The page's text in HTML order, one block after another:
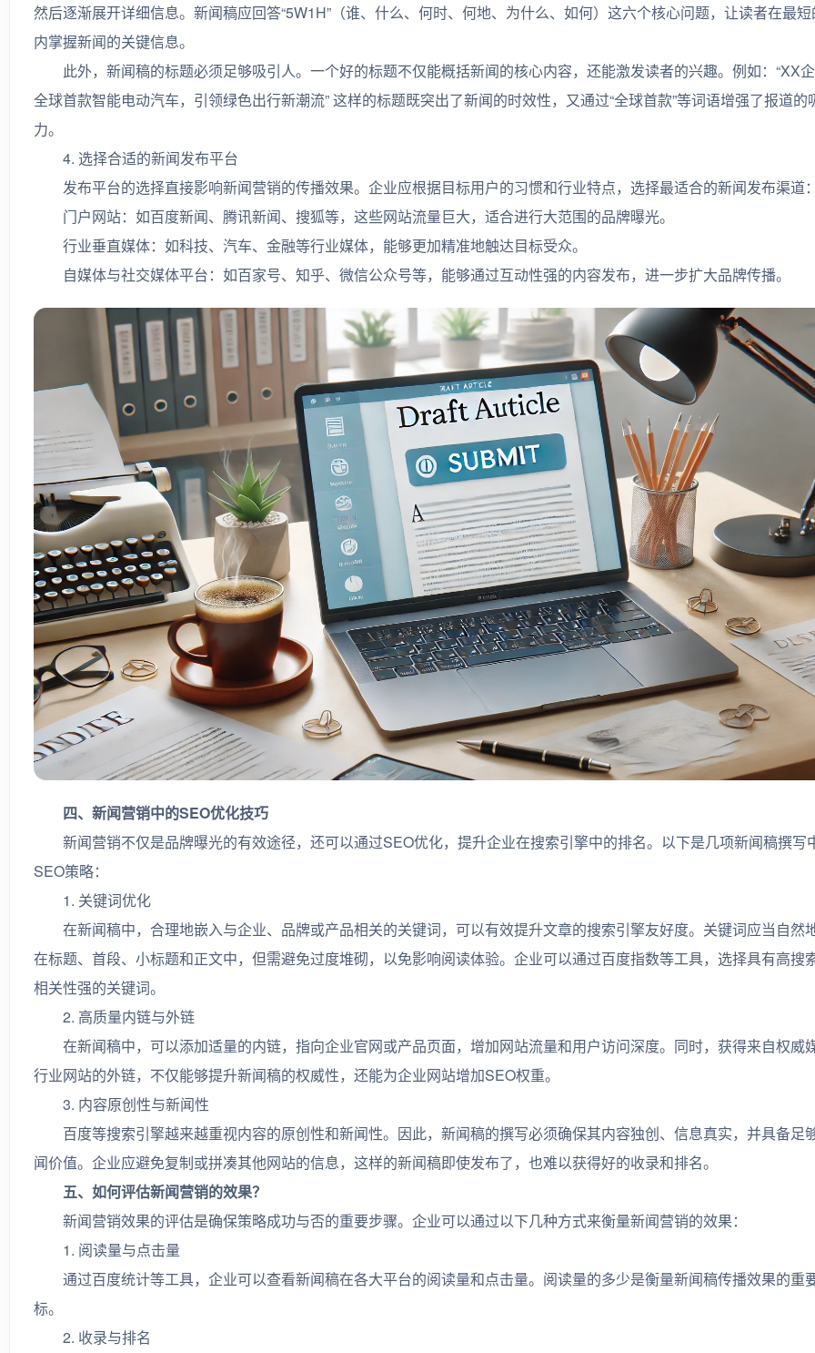
然后逐渐展开详细信息。新闻稿应回答“5W1H”（谁、什么、何时、何地、为什么、如何）这六个核心问题，让读者在最
内掌握新闻的关键信息。
此外，新闻稿的标题必须足够吸引人。一个好的标题不仅能概括新闻的核心内容，还能激发读者的兴趣。例如：“XX
全球首款智能电动汽车，引领绿色出行新潮流” 这样的标题既突出了新闻的时效性，又通过“全球首款”等词语增强了报道的
力。
4. 选择合适的新闻发布平台
发布平台的选择直接影响新闻营销的传播效果。企业应根据目标用户的习惯和行业特点，选择最适合的新闻发布渠道
门户网站：如百度新闻、腾讯新闻、搜狐等，这些网站流量巨大，适合进行大范围的品牌曝光。
行业垂直媒体：如科技、汽车、金融等行业媒体，能够更加精准地触达目标受众。
自媒体与社交媒体平台：如百家号、知乎、微信公众号等，能够通过互动性强的内容发布，进一步扩大品牌传播。
四、新闻营销中的SEO优化技巧
新闻营销不仅是品牌曝光的有效途径，还可以通过SEO优化，提升企业在搜索引擎中的排名。以下是几项新闻稿撰写
SEO策略：
1. 关键词优化
在新闻稿中，合理地嵌入与企业、品牌或产品相关的关键词，可以有效提升文章的搜索引擎友好度。关键词应当自然
在标题、首段、小标题和正文中，但需避免过度堆砌，以免影响阅读体验。企业可以通过百度指数等工具，选择具有高搜
相关性强的关键词。
2. 高质量内链与外链
在新闻稿中，可以添加适量的内链，指向企业官网或产品页面，增加网站流量和用户访问深度。同时，获得来自权威
行业网站的外链，不仅能够提升新闻稿的权威性，还能为企业网站增加SEO权重。
3. 内容原创性与新闻性
百度等搜索引擎越来越重视内容的原创性和新闻性。因此，新闻稿的撰写必须确保其内容独创、信息真实，并具备足
闻价值。企业应避免复制或拼凑其他网站的信息，这样的新闻稿即使发布了，也难以获得好的收录和排名。
五、如何评估新闻营销的效果？
新闻营销效果的评估是确保策略成功与否的重要步骤。企业可以通过以下几种方式来衡量新闻营销的效果：
1. 阅读量与点击量
通过百度统计等工具，企业可以查看新闻稿在各大平台的阅读量和点击量。阅读量的多少是衡量新闻稿传播效果的重
标。
2. 收录与排名